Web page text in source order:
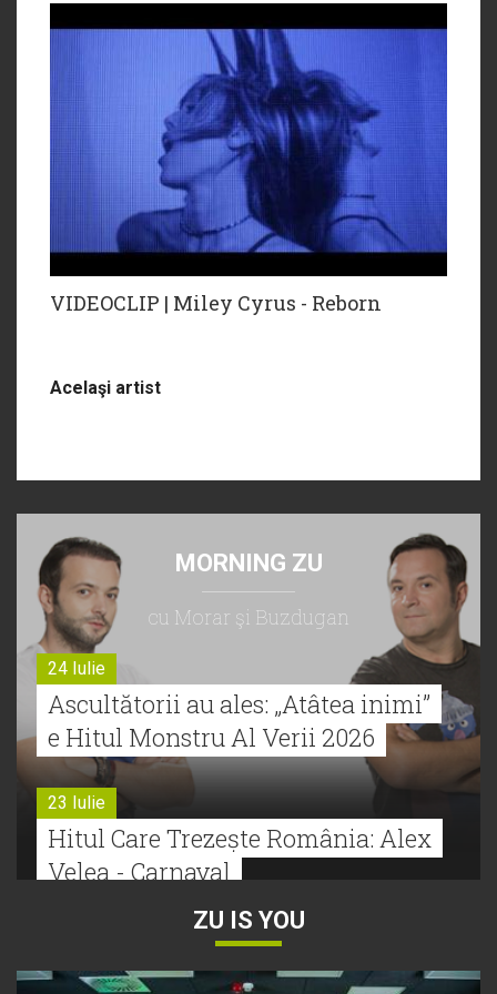
VIDEOCLIP | Miley Cyrus - Reborn
Acelaşi artist
MORNING ZU
cu Morar şi Buzdugan
24 Iulie
Ascultătorii au ales: „Atâtea inimi”
e Hitul Monstru Al Verii 2026
23 Iulie
Hitul Care Trezește România: Alex
Velea - Carnaval
Bătălie strânsă la Hitul Monstru Al
ZU IS YOU